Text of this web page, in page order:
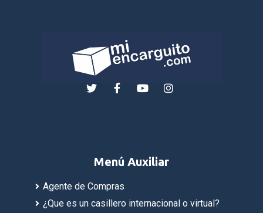
Menú Auxiliar
Agente de Compras
¿Que es un casillero internacional o virtual?